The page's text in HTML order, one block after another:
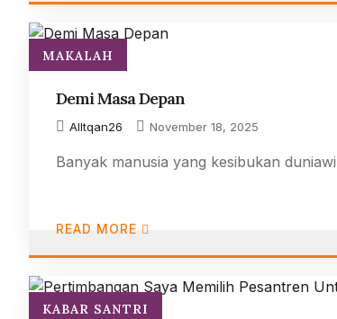
MAKALAH
Demi Masa Depan
AlItqan26 November 18, 2025
Banyak manusia yang kesibukan
READ MORE
KABAR SANTRI